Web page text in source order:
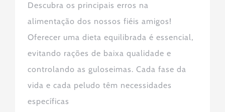
Descubra os principais erros na
alimentação dos nossos fiéis amigos!
Oferecer uma dieta equilibrada é essencial,
evitando rações de baixa qualidade e
controlando as guloseimas. Cada fase da
vida e cada peludo têm necessidades
específicas